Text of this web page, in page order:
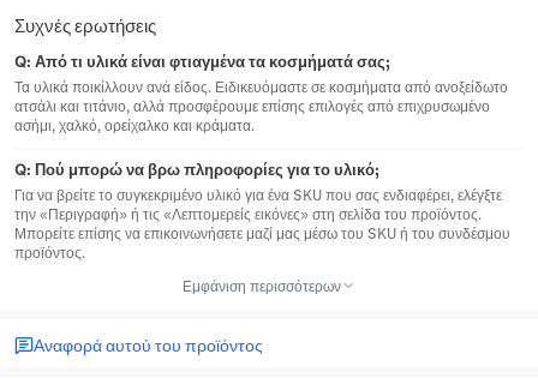
Συχνές ερωτήσεις
Q: Από τι υλικά είναι φτιαγμένα τα κοσμήματά σας;
Τα υλικά ποικίλλουν ανά είδος. Ειδικευόμαστε σε κοσμήματα από ανοξείδωτο
ατσάλι και τιτάνιο, αλλά προσφέρουμε επίσης επιλογές από επιχρυσωμένο
ασήμι, χαλκό, ορείχαλκο και κράματα.
Q: Πού μπορώ να βρω πληροφορίες για το υλικό;
Για να βρείτε το συγκεκριμένο υλικό για ένα SKU που σας ενδιαφέρει, ελέγξτε
την «Περιγραφή» ή τις «Λεπτομερείς εικόνες» στη σελίδα του προϊόντος.
Μπορείτε επίσης να επικοινωνήσετε μαζί μας μέσω του SKU ή του συνδέσμου
προϊόντος.
Εμφάνιση περισσότερων
Αναφορά αυτού του προϊόντος